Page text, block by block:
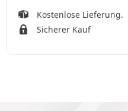
Kostenlose Lieferung.
Sicherer Kauf